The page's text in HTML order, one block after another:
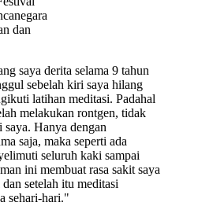
dan
saya derita selama 9 tahun
sebelah kiri saya hilang
latihan meditasi. Padahal
melakukan rontgen, tidak
saya. Hanya dengan
saja, maka seperti ada
seluruh kaki sampai
ini membuat rasa sakit saya
setelah itu meditasi
sehari-hari."